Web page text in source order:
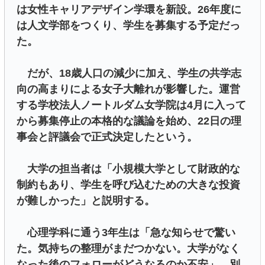
は女性キャリアデザイン学環を新設。26年度に
は人文学部をつくり、学生を募集する予定だっ
た。
だが、18歳人口の減少に加え、学生の共学志
向の高まりによる女子大離れが影響した。運営
する学校法人ノートルダム女学院は4月に入って
から募集停止の本格的な議論を始め、22日の理
事会と評議会で正式決定したという。
大学の担当者は「小規模大学として財政的な
制約もあり、学生を呼び込むための大きな投資
が難しかった」と説明する。
心理学科に通う3年生は「急な知らせで驚い
た。気持ちの整理がまだつかない。大学がなく